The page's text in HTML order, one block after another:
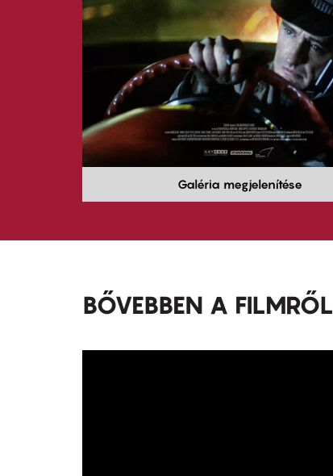
Galéria megjelenítése
BŐVEBBEN A FILMRŐL